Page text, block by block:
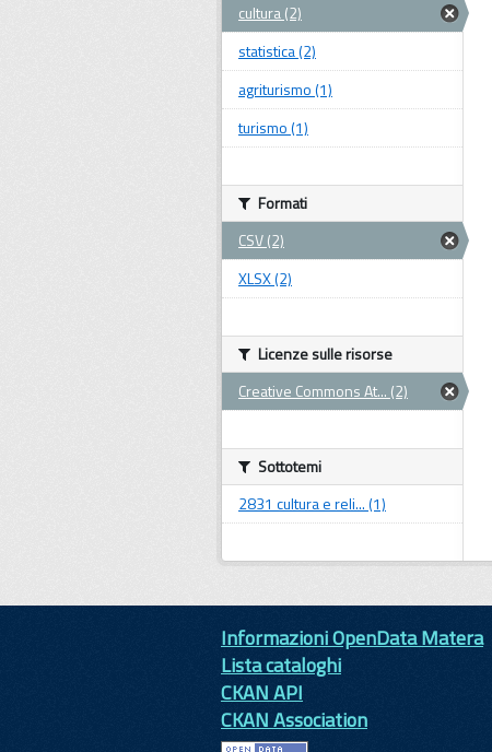
cultura (2)
statistica (2)
agriturismo (1)
turismo (1)
Formati
CSV (2)
XLSX (2)
Licenze sulle risorse
Creative Commons At... (2)
Sottotemi
2831 cultura e reli... (1)
Informazioni OpenData Matera
Lista cataloghi
CKAN API
CKAN Association